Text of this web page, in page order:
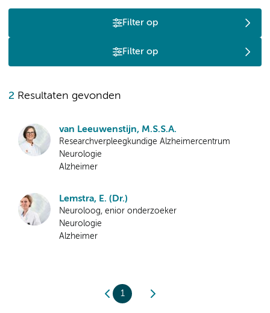
Filter op
Filter op
2 Resultaten gevonden
van Leeuwenstijn, M.S.S.A.
Researchverpleegkundige Alzheimercentrum
Neurologie
Alzheimer
Lemstra, E. (Dr.)
Neuroloog, enior onderzoeker
Neurologie
Alzheimer
1